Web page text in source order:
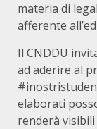
materia di
afferente
Il CNDDU
ad aderire al
elaborati
renderà